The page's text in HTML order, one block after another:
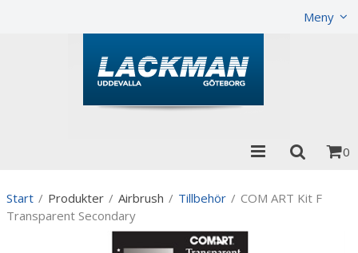
Meny
0
Start / Produkter / Airbrush / Tillbehör / COM ART Kit F
Transparent Secondary